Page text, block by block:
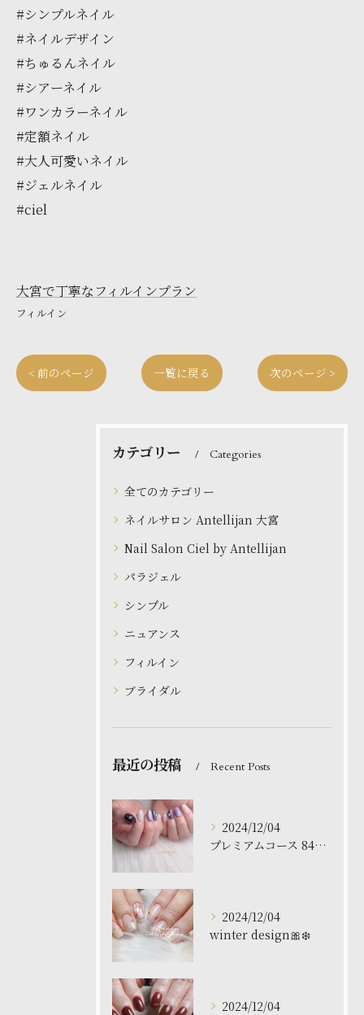
#シンプルネイル
#ネイルデザイン
#ちゅるんネイル
#シアーネイル
#ワンカラーネイル
#定額ネイル
#大人可愛いネイル
#ジェルネイル
#ciel
大宮で丁寧なフィルインプラン
フィルイン
< 前のページ 一覧に戻る 次のページ >
カテゴリー Categories
全てのカテゴリー
ネイルサロン Antellijan 大宮
Nail Salon Ciel by Antellijan
パラジェル
シンプル
ニュアンス
フィルイン
ブライダル
最近の投稿 Recent Posts
2024/12/04
プレミアムコース 8480円
2024/12/04
winter design🎀❄️
2024/12/04